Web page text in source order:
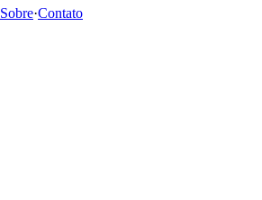
Sobre·Contato